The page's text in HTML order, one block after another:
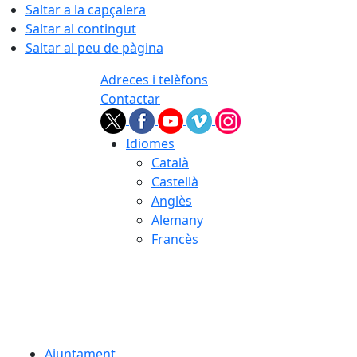
Saltar a la capçalera
Saltar al contingut
Saltar al peu de pàgina
Adreces i telèfons
Contactar
Idiomes
Català
Castellà
Anglès
Alemany
Francès